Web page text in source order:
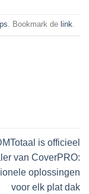
. Bookmark de link.
is officieel
van CoverPRO:
oplossingen
voor elk plat dak